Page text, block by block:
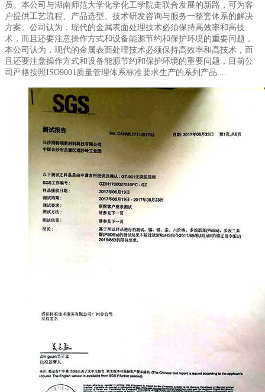
员。本公司与湖南师范大学化学化工学院走联合发展的新路，可为客
户提供工艺流程、产品选型、技术研发咨询与服务一整套体系的解决
方案。公司认为，现代的金属表面处理技术必须保持高效率和高技
术，而且还要注意操作方式和设备能源节约和保护环境的重要问题，
本公司认为，现代的金属表面处理技术必须保持高效率和高技术，而
且还要注意操作方式和设备能源节约和保护环境的重要问题，目前公
司严格按照ISO9001质量管理体系标准要求生产的系列产品....